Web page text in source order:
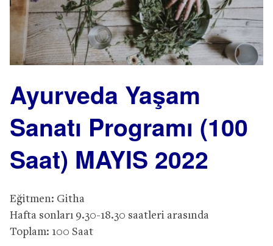
Ayurveda Yaşam
Sanatı Programı (100
Saat) MAYIS 2022
Eğitmen: Githa
Hafta sonları 9.30-18.30 saatleri arasında
Toplam: 100 Saat